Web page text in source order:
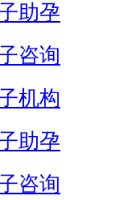
助孕
咨询
机构
助孕
咨询